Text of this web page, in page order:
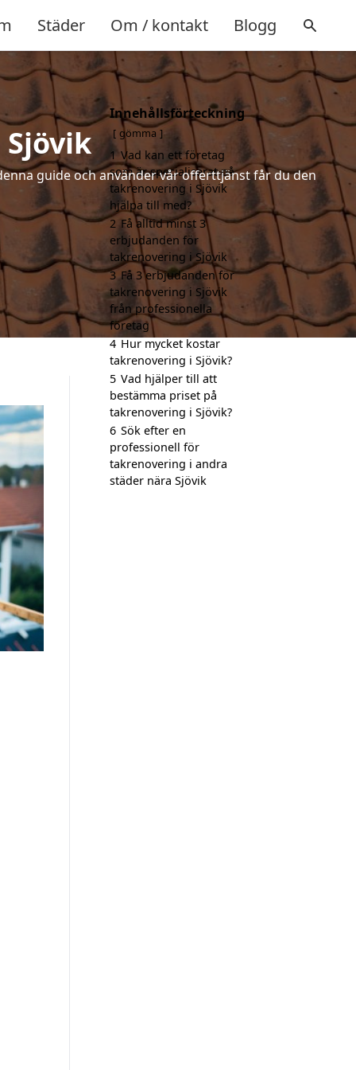
Städer Om / kontakt Blogg
guide och använder vår offerttjänst får du den
Innehållsförteckning
gömma
1 Vad kan ett företag
som är specialiserat på
takrenovering i Sjövik
hjälpa till med?
2 Få alltid minst 3
erbjudanden för
takrenovering i Sjövik
3 Få 3 erbjudanden för
takrenovering i Sjövik
från professionella
företag
4 Hur mycket kostar
takrenovering i Sjövik?
5 Vad hjälper till att
bestämma priset på
takrenovering i Sjövik?
6 Sök efter en
professionell för
takrenovering i andra
städer nära Sjövik